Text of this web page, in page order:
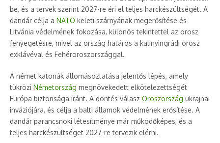
be, és a tervek szerint 2027-re éri el teljes harckészültségét. A
dandár célja a NATO keleti szárnyának megerősítése és
Litvánia védelmének fokozása, különös tekintettel az orosz
fenyegetésre, mivel az ország határos a kalinyingrádi orosz
exklávéval és Fehéroroszországgal. ​
A német katonák állomásoztatása jelentős lépés, amely
tükrözi Németország megnövekedett elkötelezettségét
Európa biztonsága iránt. A döntés válasz Oroszország ukrajnai
inváziójára, és célja a balti államok védelmének erősítése. A
dandár parancsnoki létesítménye már működőképes, és a
teljes harckészültséget 2027-re tervezik elérni. ​